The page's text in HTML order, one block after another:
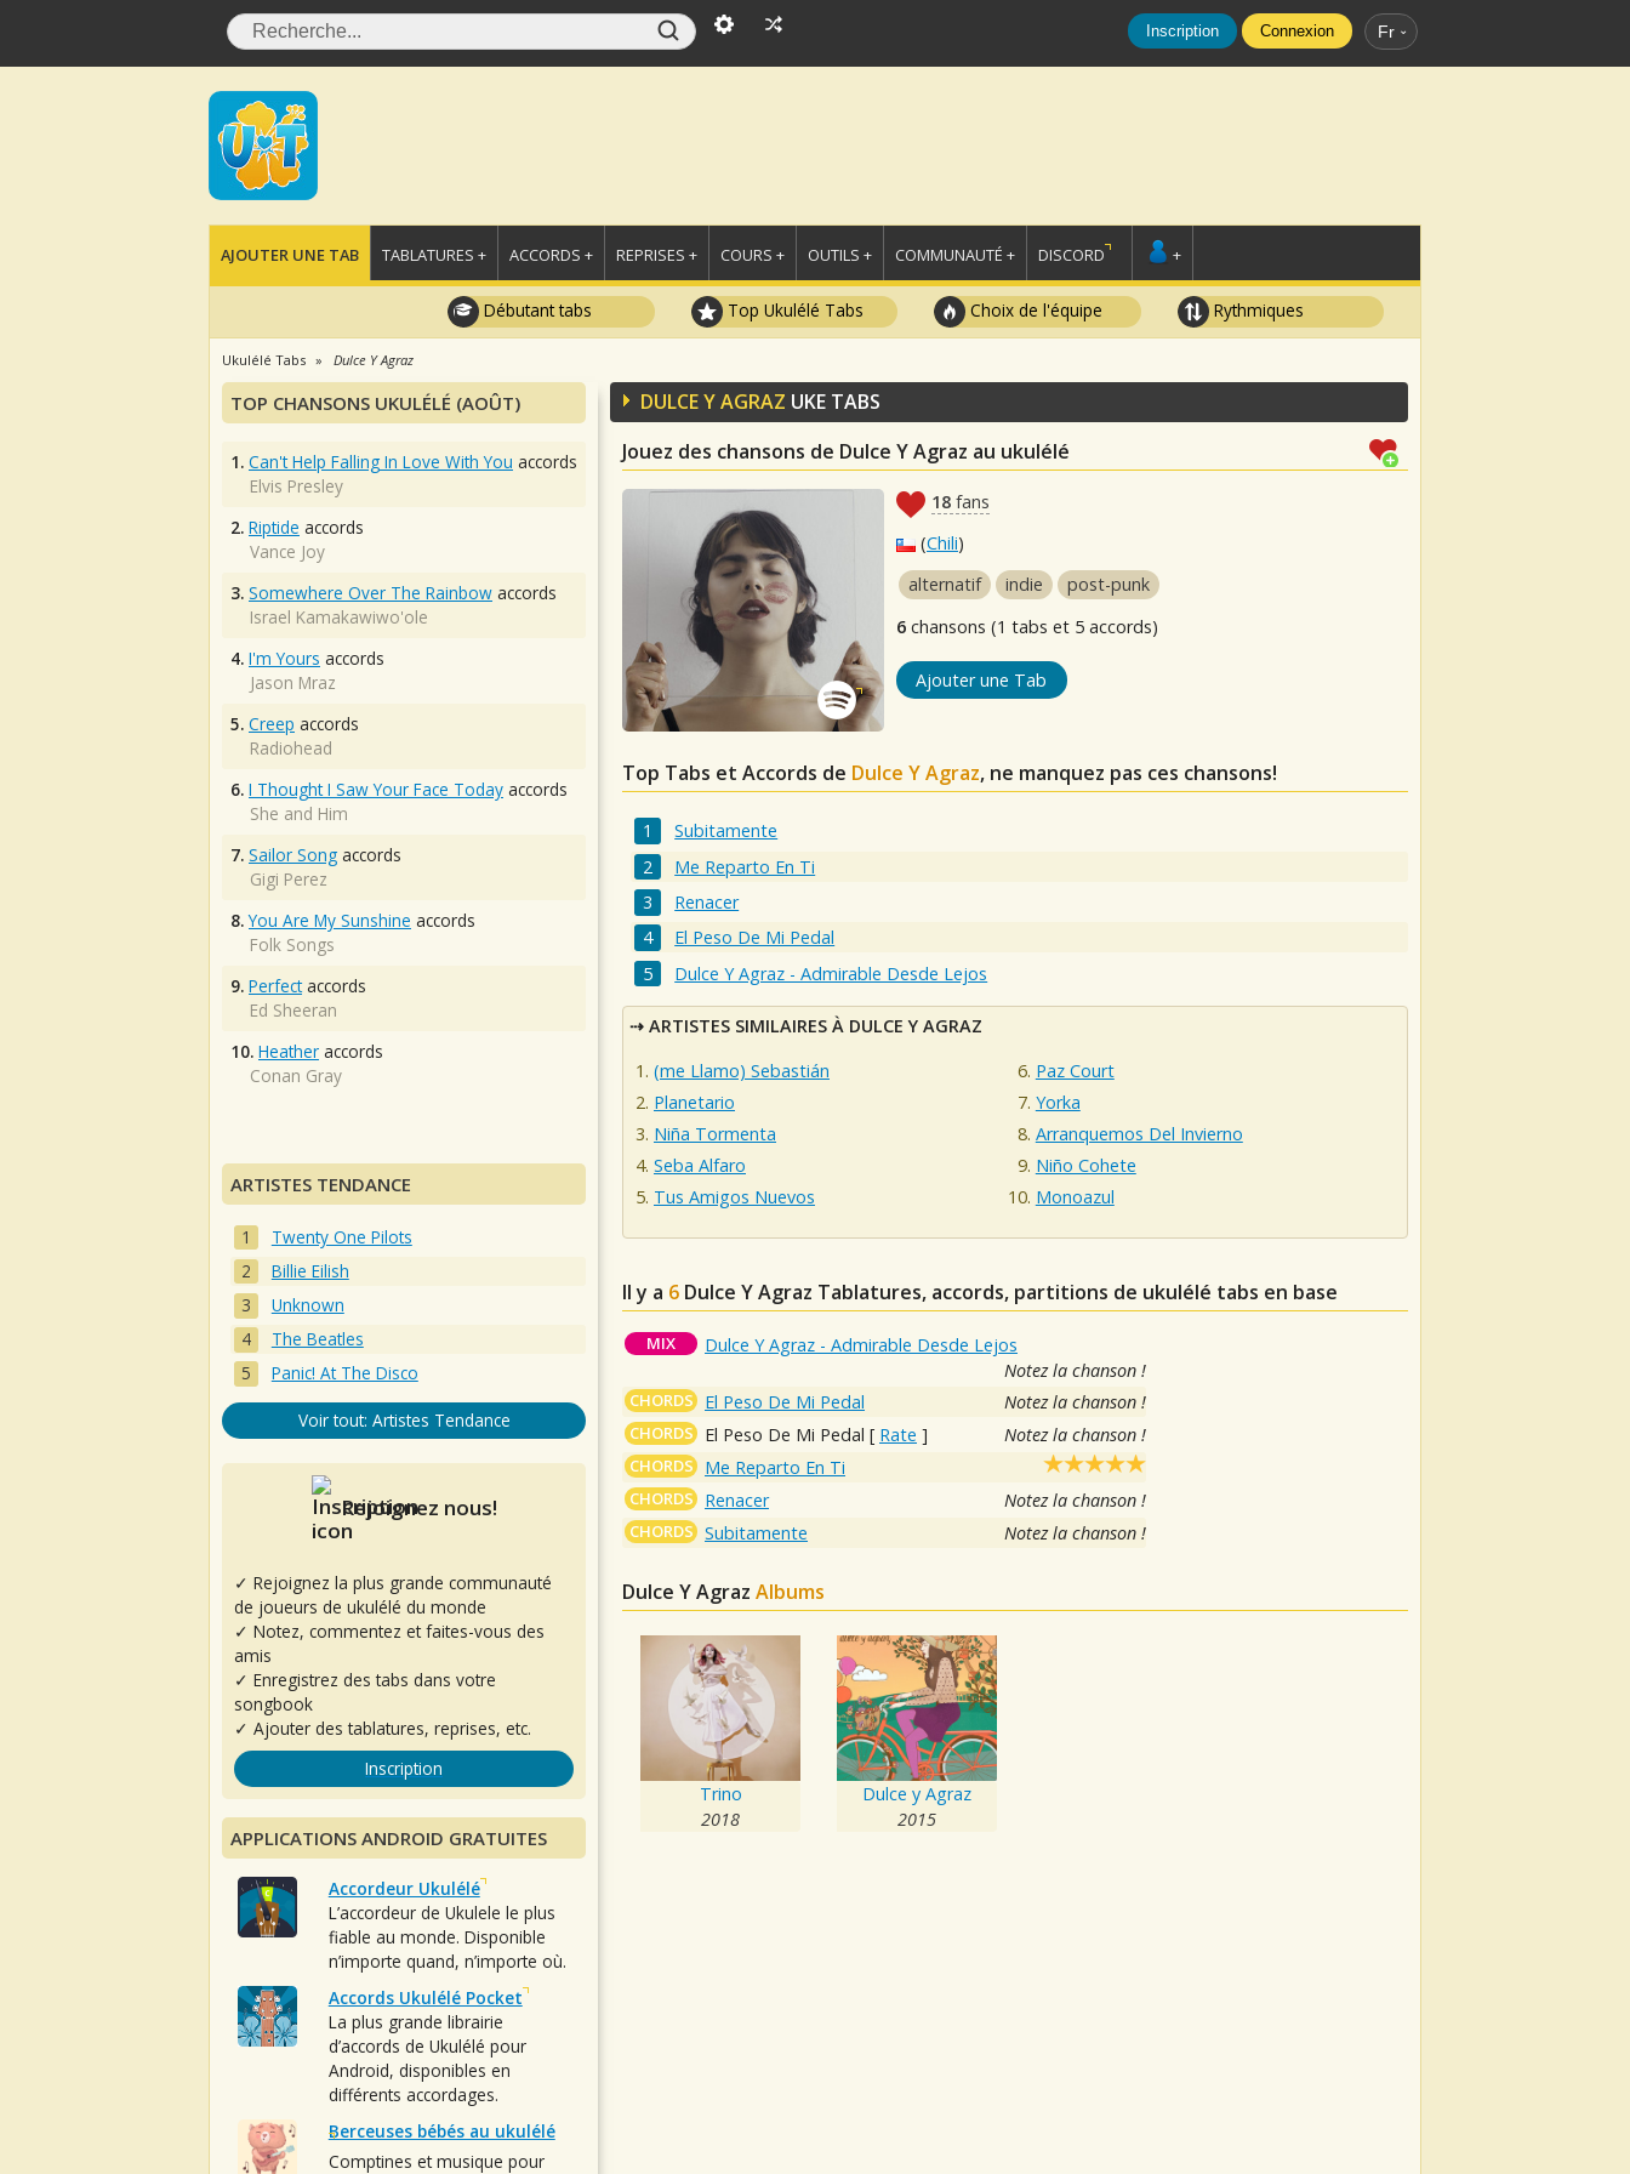
Inscription Connexion Fr
AJOUTER UNE TAB TABLATURES + ACCORDS + REPRISES + COURS + OUTILS + COMMUNAUTÉ + DISCORD +
Débutant tabs Top Ukulélé Tabs Choix de l'équipe Rythmiques
Ukulélé Tabs Dulce Y Agraz
DULCE Y AGRAZ UKE TABS
Jouez des chansons de Dulce Y Agraz au ukulélé
18 fans
(Chili)
alternatif
indie
post-punk
6 chansons (1 tabs et 5 accords)
Ajouter une Tab
Top Tabs et Accords de Dulce Y Agraz, ne manquez pas ces chansons!
Subitamente
Me Reparto En Ti
Renacer
El Peso De Mi Pedal
Dulce Y Agraz - Admirable Desde Lejos
ARTISTES SIMILAIRES À DULCE Y AGRAZ
(me Llamo) Sebastián
Planetario
Niña Tormenta
Seba Alfaro
Tus Amigos Nuevos
Paz Court
Yorka
Arranquemos Del Invierno
Niño Cohete
Monoazul
Il y a 6 Dulce Y Agraz Tablatures, accords, partitions de ukulélé tabs en base
MIX
Dulce Y Agraz - Admirable Desde Lejos
Notez la chanson !
CHORDS El Peso De Mi Pedal Notez la chanson !
CHORDS El Peso De Mi Pedal [ Rate ] Notez la chanson !
CHORDS Me Reparto En Ti
CHORDS Renacer Notez la chanson !
CHORDS Subitamente Notez la chanson !
Dulce Y Agraz Albums
Trino
2018
Dulce y Agraz
2015
TOP CHANSONS UKULÉLÉ (AOÛT)
1. Can't Help Falling In Love With You accords
Elvis Presley
2. Riptide accords
Vance Joy
3. Somewhere Over The Rainbow accords
Israel Kamakawiwo'ole
4. I'm Yours accords
Jason Mraz
5. Creep accords
Radiohead
6. I Thought I Saw Your Face Today accords
She and Him
7. Sailor Song accords
Gigi Perez
8. You Are My Sunshine accords
Folk Songs
9. Perfectaccords
Ed Sheeran
10. Heather accords
Conan Gray
ARTISTES TENDANCE
Twenty One Pilots
Billie Eilish
Unknown
The Beatles
Panic! At The Disco
Voir tout: Artistes Tendance
Rejoignez nous!
✓ Rejoignez la plus grande communauté
de joueurs de ukulélé du monde
✓ Notez, commentez et faites-vous des
amis
✓ Enregistrez des tabs dans votre
songbook
✓ Ajouter des tablatures, reprises, etc.
Inscription
APPLICATIONS ANDROID GRATUITES
Accordeur Ukulélé
L’accordeur de Ukulele le plus
fiable au monde. Disponible
n’importe quand, n’importe où.
Accords Ukulélé Pocket
La plus grande librairie
d’accords de Ukulélé pour
Android, disponibles en
différents accordages.
Berceuses bébés au ukulélé
Comptines et musique pour